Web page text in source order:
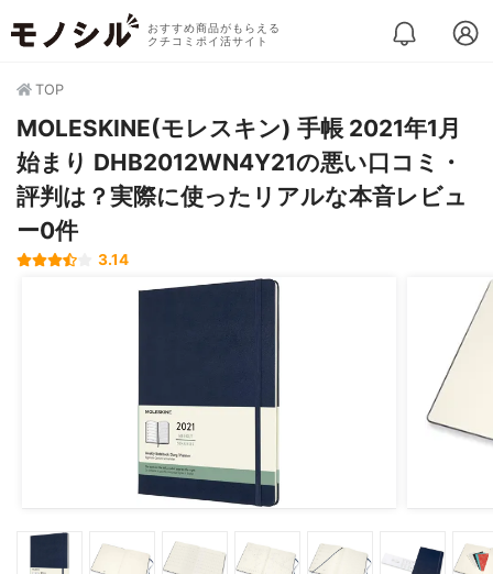
おすすめ商品がもらえる
クチコミポイ活サイト
TOP
MOLESKINE(モレスキン) 手帳 2021年1月
始まり DHB2012WN4Y21の悪い口コミ・
評判は？実際に使ったリアルな本音レビュ
ー0件
3.14